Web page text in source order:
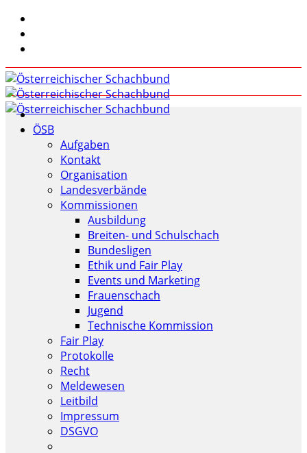
ÖSB
Aufgaben
Kontakt
Organisation
Landesverbände
Kommissionen
Ausbildung
Breiten- und Schulschach
Bundesligen
Ethik und Fair Play
Events und Marketing
Frauenschach
Jugend
Technische Kommission
Fair Play
Protokolle
Recht
Meldewesen
Leitbild
Impressum
DSGVO